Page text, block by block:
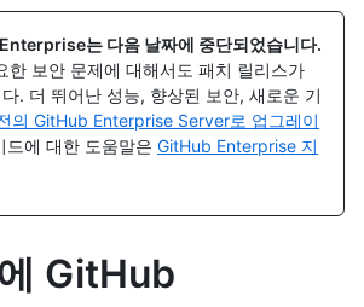
는 다음 날짜에 중단되었습니다.
한 보안 문제에 대해서도 패치 릴리스가
. 더 뛰어난 성능, 향상된 보안, 새로운 기
의 GitHub Enterprise Server로 업그레이
드에 대한 도움말은 GitHub Enterprise 지
GitHub